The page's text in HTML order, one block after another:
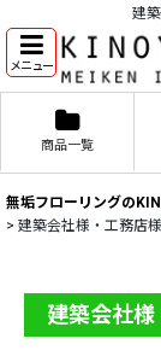
建
メニュー
商品一覧
無垢フローリングの
> 建築会社様・工務店
建築会社